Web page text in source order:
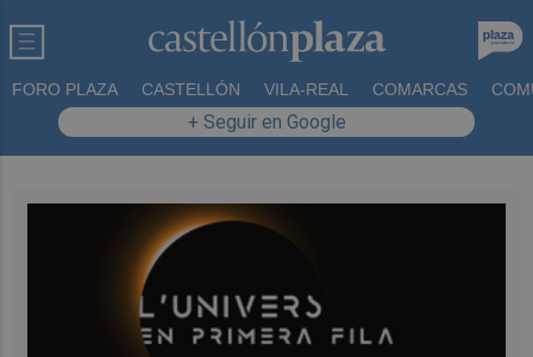
FORO PLAZA CASTELLÓN VILA-REAL COMARCAS
+ Seguir en Google